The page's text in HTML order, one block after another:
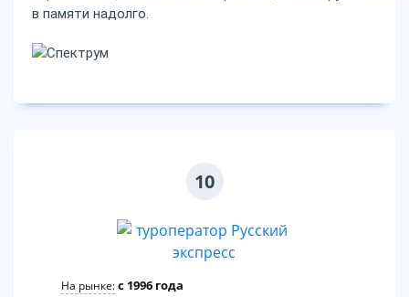
в памяти надолго.
10
На рынке:c 1996 года